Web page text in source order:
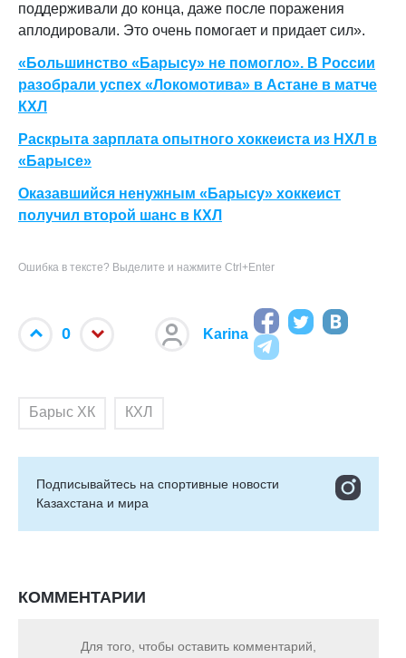
поддерживали до конца, даже после поражения
аплодировали. Это очень помогает и придает сил».
«Большинство «Барысу» не помогло». В России
разобрали успех «Локомотива» в Астане в матче
КХЛ
Раскрыта зарплата опытного хоккеиста из НХЛ в
«Барысе»
Оказавшийся ненужным «Барысу» хоккеист
получил второй шанс в КХЛ
Ошибка в тексте? Выделите и нажмите Ctrl+Enter
0 Karina
Барыс ХК КХЛ
Подписывайтесь на cпортивные новости
Казахстана и мира
КОММЕНТАРИИ
Для того, чтобы оставить комментарий,